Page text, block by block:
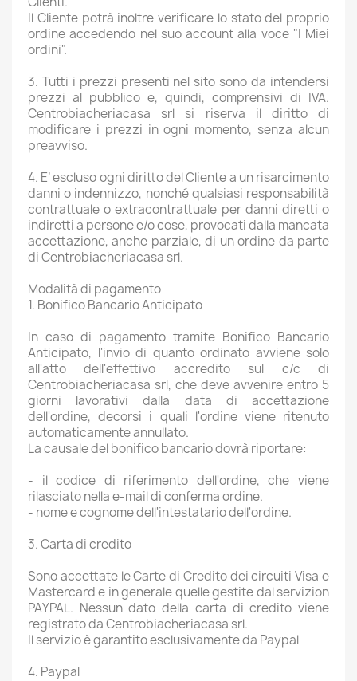
Il Cliente potrà inoltre verificare lo stato del proprio
ordine accedendo nel suo account alla voce "I Miei
ordini".
3. Tutti i prezzi presenti nel sito sono da intendersi
prezzi al pubblico e, quindi, comprensivi di IVA.
Centrobiacheriacasa srl si riserva il diritto di
modificare i prezzi in ogni momento, senza alcun
preavviso.
4. E’ escluso ogni diritto del Cliente a un risarcimento
danni o indennizzo, nonché qualsiasi responsabilità
contrattuale o extracontrattuale per danni diretti o
indiretti a persone e/o cose, provocati dalla mancata
accettazione, anche parziale, di un ordine da parte
di Centrobiacheriacasa srl.
Modalità di pagamento
1. Bonifico Bancario Anticipato
In caso di pagamento tramite Bonifico Bancario
Anticipato, l'invio di quanto ordinato avviene solo
all'atto dell'effettivo accredito sul c/c di
Centrobiacheriacasa srl, che deve avvenire entro 5
giorni lavorativi dalla data di accettazione
dell'ordine, decorsi i quali l'ordine viene ritenuto
automaticamente annullato.
La causale del bonifico bancario dovrà riportare:
- il codice di riferimento dell'ordine, che viene
rilasciato nella e-mail di conferma ordine.
- nome e cognome dell'intestatario dell'ordine.
3. Carta di credito
Sono accettate le Carte di Credito dei circuiti Visa e
Mastercard e in generale quelle gestite dal servizion
PAYPAL. Nessun dato della carta di credito viene
registrato da Centrobiacheriacasa srl.
Il servizio è garantito esclusivamente da Paypal
4. Paypal